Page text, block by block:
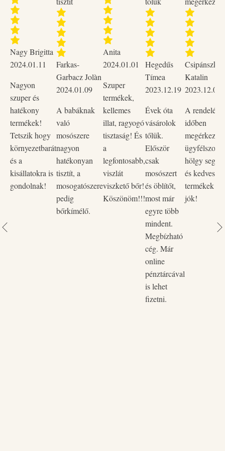
Nagy Brigitta
2024.01.11
Nagyon
szuper és
hatékony
termékek!
Tetszik hogy
környezetbarát
és a
kisállatokra is
gondolnak!
Farkas-
Garbacz Jolàn
2024.01.09
A babáknak
való
mosószere
nagyon
hatékonyan
tisztít, a
mosogatószere
pedig
bőrkímélő.
Anita
2024.01.01
Szuper
termékek,
kellemes
illat, ragyogó
tisztaság! És
a
legfontosabb,
viszlát
viszkető bőr!
Köszönöm!!!
Hegedűs
Tímea
2023.12.19
Évek óta
vásárolok
tőlük.
Először
csak
mosószert
és öblítőt,
most már
egyre több
mindent.
Megbízható
cég. Már
online
pénztárcával
is lehet
fizetni.
Csipánszky
Katalin
2023.12.02
A
időben
hölgy
és kedves
termékek
jók!